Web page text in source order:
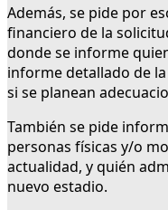
Además, se pide por
financiero de la
donde se informe
informe detallado de
si se planean
También se pide
personas físicas y/o
actualidad, y quién
nuevo estadio.